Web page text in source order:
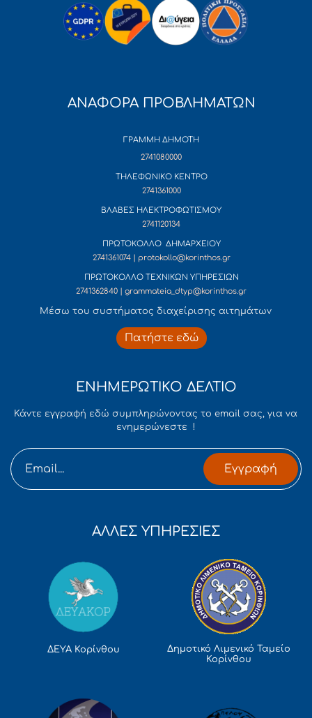
ΑΝΑΦΟΡΑ ΠΡΟΒΛΗΜΑΤΩΝ
ΓΡΑΜΜΗ ΔΗΜΟΤΗ
2741080000
ΤΗΛΕΦΩΝΙΚΟ ΚΕΝΤΡΟ
2741361000
ΒΛΑΒΕΣ ΗΛΕΚΤΡΟΦΩΤΙΣΜΟΥ
2741120134
ΠΡΩΤΟΚΟΛΛΟ ΔΗΜΑΡΧΕΙΟΥ
2741361074 | protokollo@korinthos.gr
ΠΡΩΤΟΚΟΛΛΟ ΤΕΧΝΙΚΩΝ ΥΠΗΡΕΣΙΩΝ
2741362840 | grammateia_dtyp@korinthos.gr
Mέσω του συστήματος διαχείρισης αιτημάτων
Πατήστε εδώ
ΕΝΗΜΕΡΩΤΙΚΟ ΔΕΛΤΙΟ
Κάντε εγγραφή εδώ συμπληρώνοντας το email σας, για να
ενημερώνεστε !
Εγγραφή
ΑΛΛΕΣ ΥΠΗΡΕΣΙΕΣ
ΔΕΥΑ Κορίνθου
Δημοτικό Λιμενικό Ταμείο
Κορίνθου